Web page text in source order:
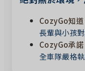
新
市
CozyGo知道
長輩與小孩
CozyGo承諾
全車隊嚴格